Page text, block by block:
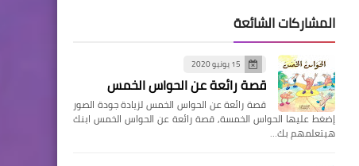
المشاركات الشائعة
15 يونيو 2020
قصة رائعة عن الحواس الخمس
قصة رائعة عن الحواس الخمس لزيادة جودة الصور
إضغط عليها الحواس الخمسة, قصة رائعة عن الحواس الخمس ابنك
هيتعلمهم بك…